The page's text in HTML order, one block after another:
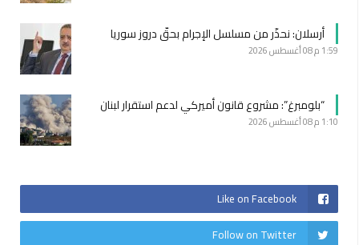
أرسلان: نحذّر من مسلسل الإجرام بحقّ دروز سوريا
1:59 م 08 أغسطس 2026
“بلومبرغ”: مشروع قانون أميركي لدعم استقرار لبنان
1:10 م 08 أغسطس 2026
Like on Facebook
Follow on Twitter